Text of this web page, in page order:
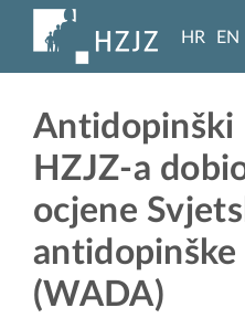
HR EN
Antidopinški
HZJZ-a
ocjene
antidopinške
(WADA)